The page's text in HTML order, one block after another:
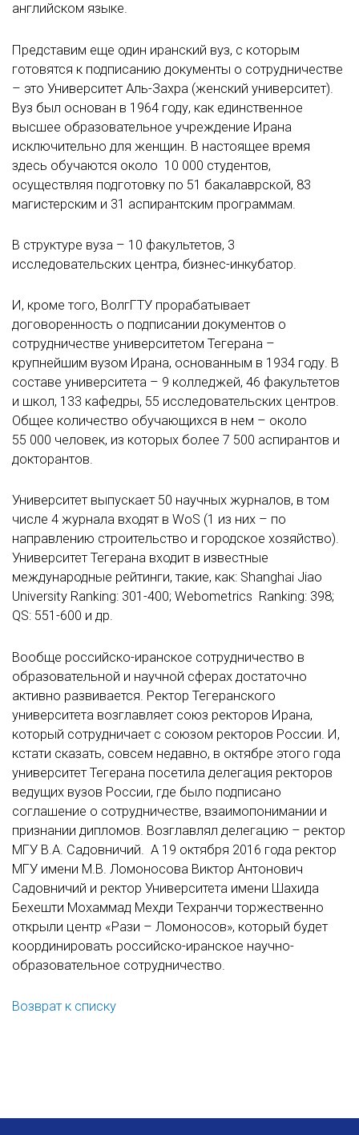
английском языке.
Представим еще один иранский вуз, с которым
готовятся к подписанию документы о сотрудничестве
– это Университет Аль-Захра (женский университет).
Вуз был основан в 1964 году, как единственное
высшее образовательное учреждение Ирана
исключительно для женщин. В настоящее время
здесь обучаются около 10 000 студентов,
осуществляя подготовку по 51 бакалаврской, 83
магистерским и 31 аспирантским программам.
В структуре вуза – 10 факультетов, 3
исследовательских центра, бизнес-инкубатор.
И, кроме того, ВолгГТУ прорабатывает
договоренность о подписании документов о
сотрудничестве университетом Тегерана –
крупнейшим вузом Ирана, основанным в 1934 году. В
составе университета – 9 колледжей, 46 факультетов
и школ, 133 кафедры, 55 исследовательских центров.
Общее количество обучающихся в нем – около
55 000 человек, из которых более 7 500 аспирантов и
докторантов.
Университет выпускает 50 научных журналов, в том
числе 4 журнала входят в WoS (1 из них – по
направлению строительство и городское хозяйство).
Университет Тегерана входит в известные
международные рейтинги, такие, как: Shanghai Jiao
University Ranking: 301-400; Webometrics Ranking: 398;
QS: 551-600 и др.
Вообще российско-иранское сотрудничество в
образовательной и научной сферах достаточно
активно развивается. Ректор Тегеранского
университета возглавляет союз ректоров Ирана,
который сотрудничает с союзом ректоров России. И,
кстати сказать, совсем недавно, в октябре этого года
университет Тегерана посетила делегация ректоров
ведущих вузов России, где было подписано
соглашение о сотрудничестве, взаимопонимании и
признании дипломов. Возглавлял делегацию – ректор
МГУ В.А. Садовничий. А 19 октября 2016 года ректор
МГУ имени М.В. Ломоносова Виктор Антонович
Садовничий и ректор Университета имени Шахида
Бехешти Мохаммад Мехди Техранчи торжественно
открыли центр «Рази – Ломоносов», который будет
координировать российско-иранское научно-
образовательное сотрудничество.
Возврат к списку